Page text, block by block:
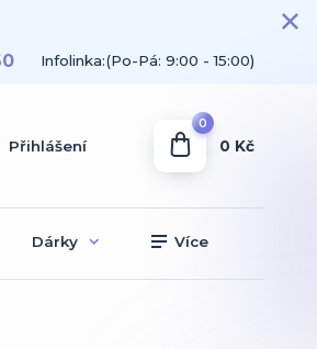
Přihlášení
Infolinka:(Po-Pá: 9:00 - 15:00)
0
0 Kč
Dárky Více